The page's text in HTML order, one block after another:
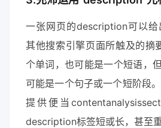
一张网页的description可以
其他搜索引擎页面所触及的摘
个单词，也可能是一个短语，
可能是一个句子或一个短阶段
提供便当
description标签短或长，甚至重